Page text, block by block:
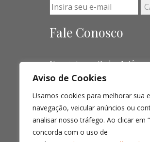
Aviso de Cookies
Usamos cookies para melhorar sua
navegação, veicular anúncios ou
analisar nosso tráfego. Ao clicar em
concorda com o uso de
Fale Conosco
Nos visite em Padre Antônio,
Telefone: (041) 3016-6063 -
Email:
Horários 8:30 AM - 18:00 PM